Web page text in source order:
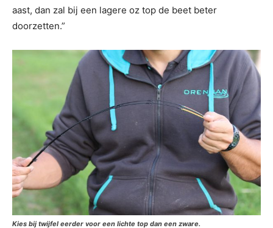
aast, dan zal bij een lagere oz top de beet beter
doorzetten.”
Kies bij twijfel eerder voor een lichte top dan een zware.